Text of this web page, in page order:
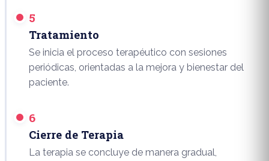
5
Tratamiento
Se inicia el proceso terapéutico con sesiones
periódicas, orientadas a la mejora y bienestar del
paciente.
6
Cierre de Terapia
La terapia se concluye de manera gradual,